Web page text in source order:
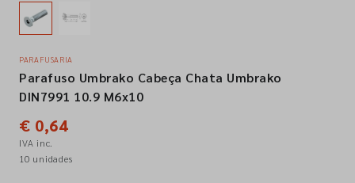
Contactos
Siga-nos nas redes sociais
PARAFUSARIA
Parafuso Umbrako Cabeça Chata Umbrako
DIN7991 10.9 M6x10
€ 0,64
IVA inc.
10 unidades